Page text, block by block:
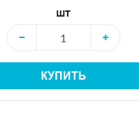
шт
−
+
КУПИТЬ